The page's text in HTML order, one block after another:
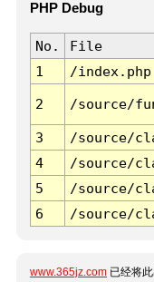
PHP Debug
No. File
1
/index.php
2 /source/
3 /source/
4
/source/
5
/source/
6
/source/
www.365jz.com 已经将